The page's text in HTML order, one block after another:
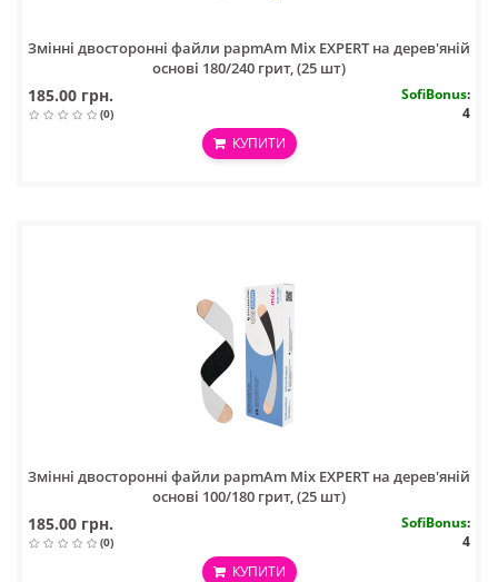
Змінні двосторонні файли papmAm Mix EXPERT на дерев'яній
основі 180/240 грит, (25 шт)
185.00 грн.
(0)
SofiBonus:
4
КУПИТИ
Змінні двосторонні файли papmAm Mix EXPERT на дерев'яній
основі 100/180 грит, (25 шт)
185.00 грн.
(0)
SofiBonus:
4
КУПИТИ